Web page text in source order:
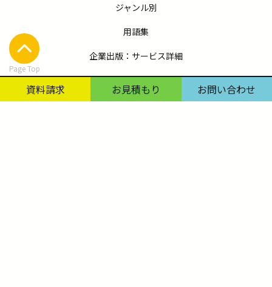
Page Top
ジャンル別
用語集
企業出版：サービス詳細
コラム
出版
資料請求 お見積もり お問い合わせ